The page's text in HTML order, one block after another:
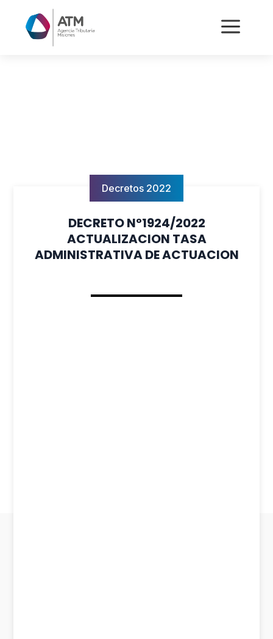
a
Decretos 2022
DECRETO N°1924/2022
ACTUALIZACION TASA
ADMINISTRATIVA DE ACTUACION